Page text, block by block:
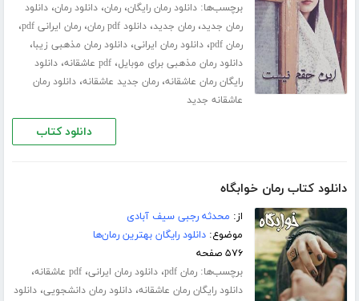
برچسب‌ها:دانلود رمان رایگان،رمان،دانلود رمان،دانلود
رمان جدید،رمان جدید،دانلود pdf رمان ،رمان ایرانی pdf ،
رمان pdf ،دانلود رمان ایرانی،دانلود رمان مذهبی زیبا،
دانلود رمان مذهبی برای موبایل،pdf عاشقانه ،دانلود
رایگان رمان عاشقانه،رمان جدید عاشقانه،دانلود رمان
عاشقانه جدید
دانلود کتاب
دانلود کتاب رمان خوابگاه
از: محدثه رجبی سیف آبادی
موضوع:دانلود رایگان بهترین رمان‌ها
۵۷۶ صفحه
برچسب‌ها:رمان pdf ،دانلود رمان ایرانی،pdf عاشقانه ،
دانلود رایگان رمان عاشقانه،دانلود رمان دانشجویی،دانلود